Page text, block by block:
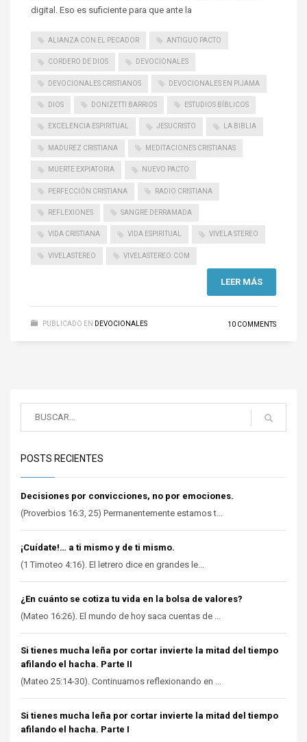
digital. Eso es suficiente para que ante la
ALIANZA CON EL PECADOR ANTIGUO PACTO
CORDERO DE DIOS DEVOCIONALES
DEVOCIONALES CRISTIANOS DEVOCIONALES EN PIJAMA
DIOS DONIZETTI BARRIOS ESTUDIOS BÍBLICOS
EXCELENCIA ESPIRITUAL JESUCRISTO LA BIBLIA
MADUREZ CRISTIANA MEDITACIONES CRISTIANAS
MUERTE EXPIATORIA NUEVO PACTO
PERFECCIÓN CRISTIANA RADIO CRISTIANA
REFLEXIONES SANGRE DERRAMADA
VIDA CRISTIANA VIDA ESPIRITUAL VIVELA STEREO
VIVELASTEREO VIVELASTEREO.COM
LEER MÁS
PUBLICADO EN DEVOCIONALES 10 COMMENTS
POSTS RECIENTES
Decisiones por convicciones, no por emociones.
(Proverbios 16:3, 25) Permanentemente estamos t...
¡Cuídate!… a ti mismo y de ti mismo.
(1 Timoteo 4:16). El letrero dice en grandes le...
¿En cuánto se cotiza tu vida en la bolsa de valores?
(Mateo 16:26). El mundo de hoy saca cuentas de ...
Si tienes mucha leña por cortar invierte la mitad del tiempo
afilando el hacha. Parte II
(Mateo 25:14-30). Continuamos reflexionando en ...
Si tienes mucha leña por cortar invierte la mitad del tiempo
afilando el hacha. Parte I